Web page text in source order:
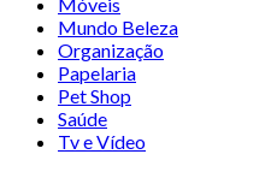
Mundo Beleza
Organização
Papelaria
Pet Shop
Saúde
Tv e Vídeo